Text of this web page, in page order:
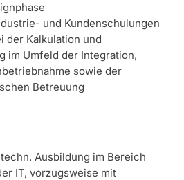
und Kundenschulungen
der Kalkulation und
im Umfeld der Integration,
sowie der
Betreuung
Ausbildung im Bereich
IT, vorzugsweise mit